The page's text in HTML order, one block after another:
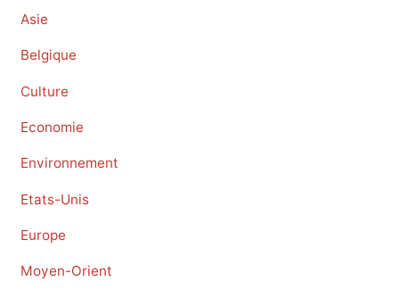
Asie
Belgique
Culture
Economie
Environnement
Etats-Unis
Europe
Moyen-Orient